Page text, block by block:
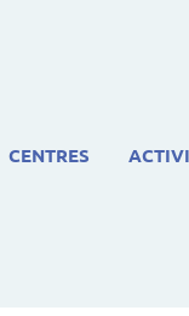
CENTRES